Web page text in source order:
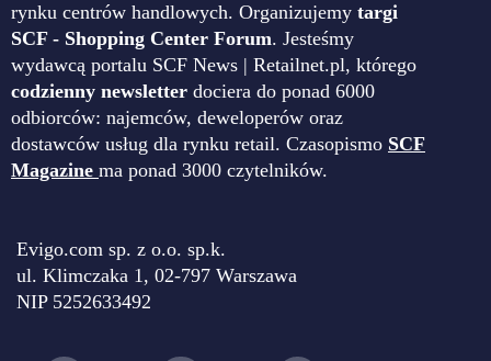
rynku centrów handlowych. Organizujemy targi
SCF - Shopping Center Forum. Jesteśmy
wydawcą portalu SCF News | Retailnet.pl, którego
codzienny newsletter dociera do ponad 6000
odbiorców: najemców, deweloperów oraz
dostawców usług dla rynku retail. Czasopismo SCF
Magazine ma ponad 3000 czytelników.
Evigo.com sp. z o.o. sp.k.
ul. Klimczaka 1, 02-797 Warszawa
NIP 5252633492